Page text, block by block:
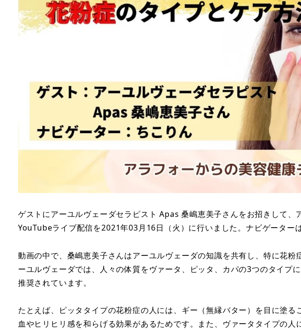
ゲストにアーユルヴェーダセラピスト Apas 桑嶋恵美子さんをお招きして、
YouTubeライブ配信を2021年03月16日（火）に行いました。ナビゲーター
動画の中で、桑嶋恵美子さんはアーユルヴェーダの知識を共有し、特に花
ーユルヴェーダでは、人々の体質をヴァータ、ピッタ、カパの3つのタイプ
推奨されています。
たとえば、ピッタタイプの花粉症の人には、ギー（無縁バター）を目に塗
血やヒリヒリ感を和らげる効果があるためです。また、ヴァータタイプの